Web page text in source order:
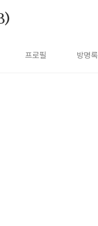
프로필 방명록